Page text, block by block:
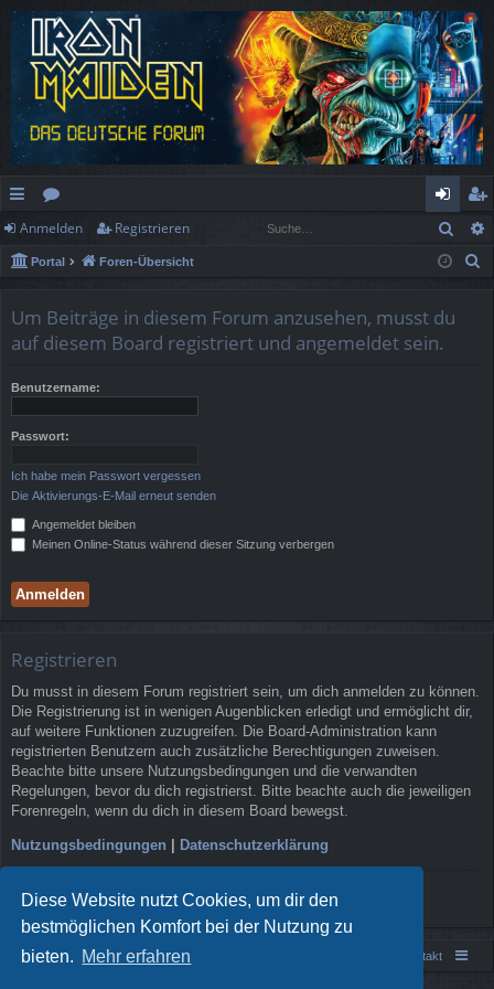
Diese Website nutzt Cookies, um dir den
bestmöglichen Komfort bei der Nutzung zu
bieten. Mehr erfahren
ch
ne
ug
f
or
en
n
m
de
eg
ist
Anmelden Registrieren
Portal Foren-Übersicht
Um Beiträge in diesem Forum anzusehen, musst du
auf diesem Board registriert und angemeldet sein.
Benutzername:
Passwort:
Ich habe mein Passwort vergessen
Die Aktivierungs-E-Mail erneut senden
Angemeldet bleiben
Meinen Online-Status während dieser Sitzung verbergen
Registrieren
Du musst in diesem Forum registriert sein, um dich anmelden zu können.
Die Registrierung ist in wenigen Augenblicken erledigt und ermöglicht dir,
auf weitere Funktionen zuzugreifen. Die Board-Administration kann
registrierten Benutzern auch zusätzliche Berechtigungen zuweisen.
Beachte bitte unsere Nutzungsbedingungen und die verwandten
Regelungen, bevor du dich registrierst. Bitte beachte auch die jeweiligen
Forenregeln, wenn du dich in diesem Board bewegst.
Nutzungsbedingungen | Datenschutzerklärung
Registrieren
Portal Foren-Übersicht Kontakt